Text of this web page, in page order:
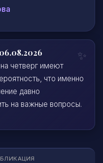
четверг имеют
что именно
давно
на важные вопросы.